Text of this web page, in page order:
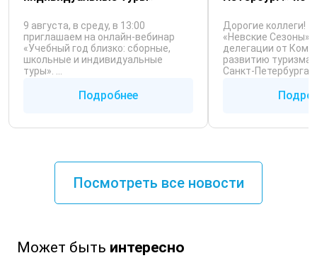
9 августа, в среду, в 13:00
приглашаем на онлайн-вебинар
«Учебный год близко: сборные,
школьные и индивидуальные
туры». ...
Подробнее
Дорогие коллеги!
«Невские Сезоны»
делегации от
развитию туризма
Санкт‑Петербурга ...
Посмотреть все новости
Может быть интересно